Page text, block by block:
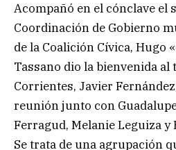
Acompañó en el cónclave el
Coordinación de Gobierno
de la Coalición Cívica, Hugo
Tassano dio la bienvenida al
Corrientes, Javier
reunión junto con
Ferragud, Melanie Leguiza y
Se trata de una agrupación